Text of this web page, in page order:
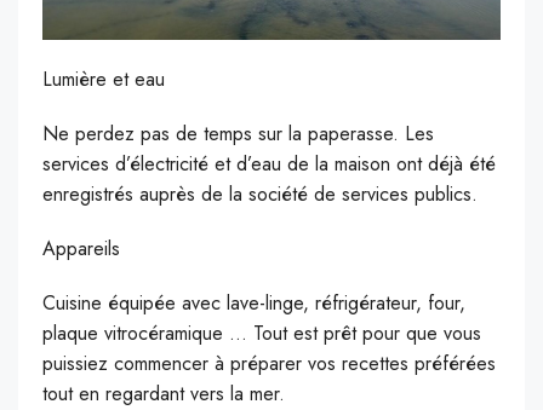
Lumière et eau
Ne perdez pas de temps sur la paperasse. Les
services d’électricité et d’eau de la maison ont déjà été
enregistrés auprès de la société de services publics.
Appareils
Cuisine équipée avec lave-linge, réfrigérateur, four,
plaque vitrocéramique … Tout est prêt pour que vous
puissiez commencer à préparer vos recettes préférées
tout en regardant vers la mer.